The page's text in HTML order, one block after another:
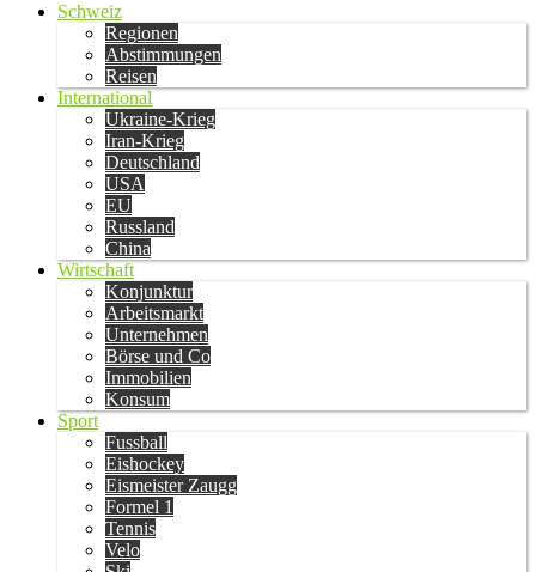
Schweiz
Regionen
Abstimmungen
Reisen
International
Ukraine-Krieg
Iran-Krieg
Deutschland
USA
EU
Russland
China
Wirtschaft
Konjunktur
Arbeitsmarkt
Unternehmen
Börse und Co
Immobilien
Konsum
Sport
Fussball
Eishockey
Eismeister Zaugg
Formel 1
Tennis
Velo